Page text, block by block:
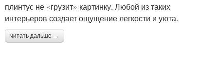
плинтус не «грузит» картинку. Любой из таких
интерьеров создает ощущение легкости и уюта.
читать дальше →